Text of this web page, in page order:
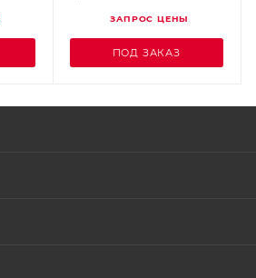
ЗАПРОС ЦЕНЫ
ПОД ЗАКАЗ